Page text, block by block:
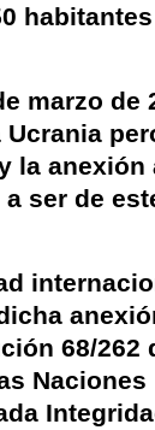
marzo de
Ucrania
la anexión
a ser de
68/262
Naciones